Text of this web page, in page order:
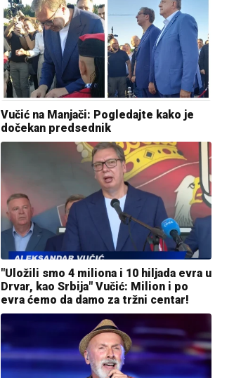
Vučić na Manjači: Pogledajte kako je
dočekan predsednik
"Uložili smo 4 miliona i 10 hiljada evra u
Drvar, kao Srbija" Vučić: Milion i po
evra ćemo da damo za tržni centar!